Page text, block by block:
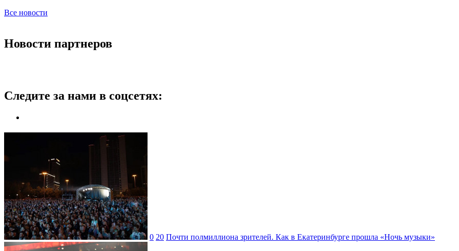
Все новости
Новости партнеров
Следите за нами в соцсетях:
0 20 Почти полмиллиона зрителей. Как в Екатеринбурге прошла «Ночь музыки»